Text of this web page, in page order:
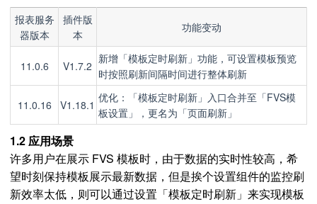
报表服务
器版本
插件版
本
功能变动
11.0.6 V1.7.2
新增「模板定时刷新」功能，可设置模板预览
时按照刷新间隔时间进行整体刷新
11.0.16 V1.18.1
优化：「模板定时刷新」入口合并至「FVS模
板设置」，更名为「页面刷新」
1.2 应用场景
许多用户在展示 FVS 模板时，由于数据的实时性较高，希
望时刻保持模板展示最新数据，但是挨个设置组件的监控刷
新效率太低，则可以通过设置「模板定时刷新」来实现模板